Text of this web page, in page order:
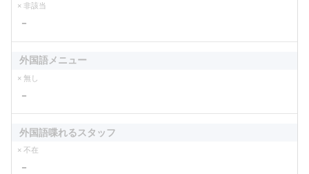
× 非該当
－
外国語メニュー
× 無し
－
外国語喋れるスタッフ
× 不在
－